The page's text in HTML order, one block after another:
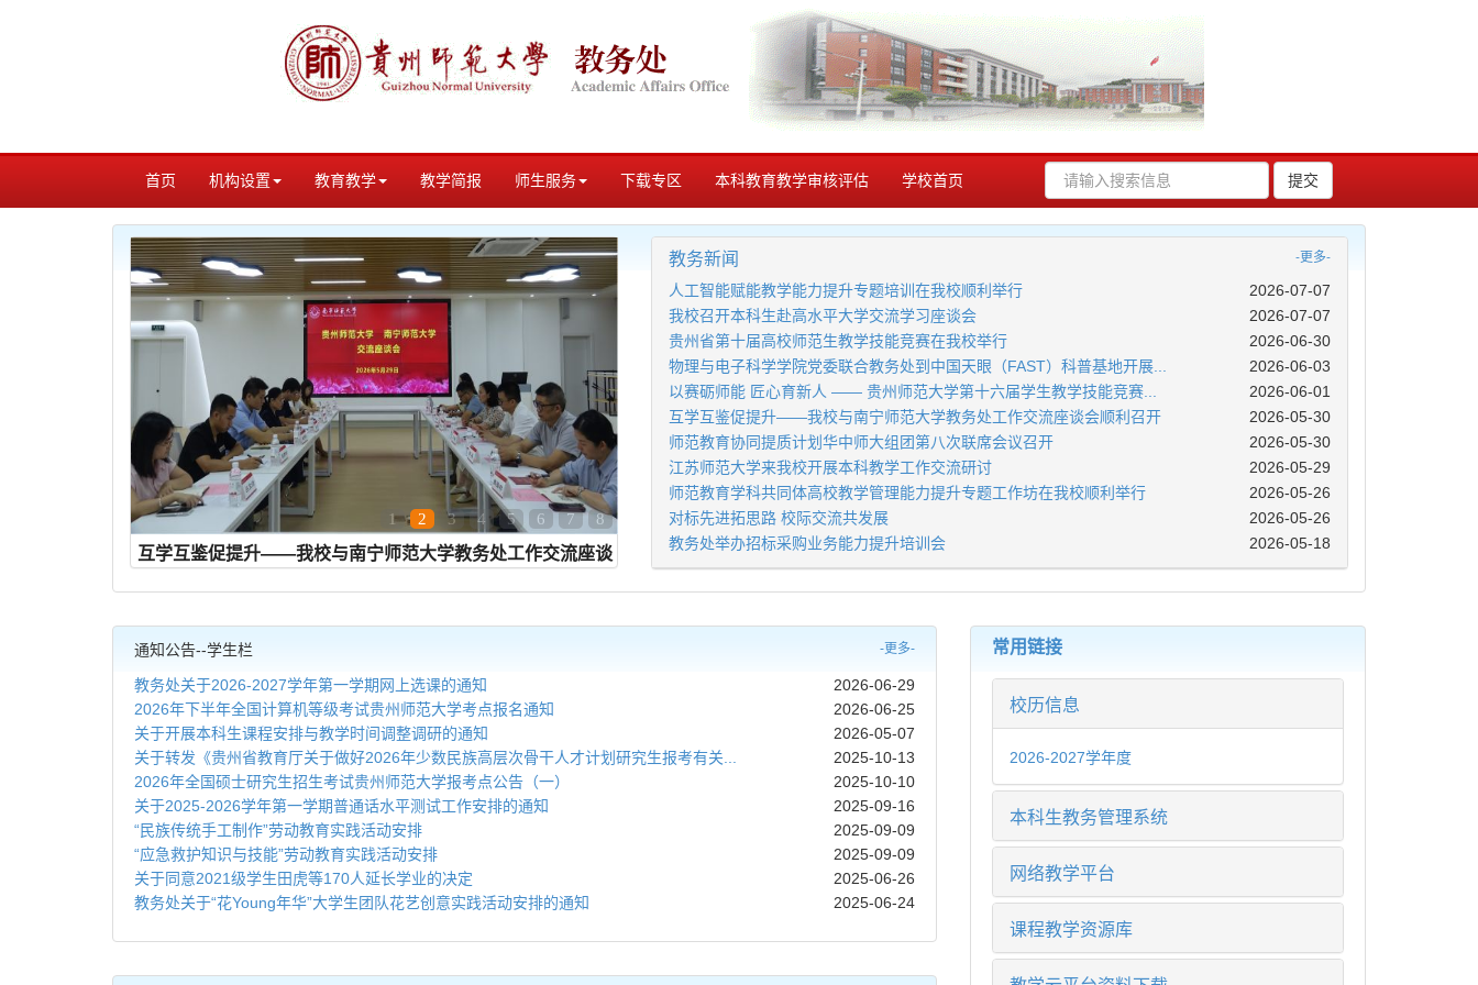
首页 机构设置 教育教学 教学简报 师生服务 下载专区 本科教育教学审核评估 学校首页
1 2 3 4 5 6 7 8
互学互鉴促提升——我校与南宁师范大学教务处工作交流座谈
会顺利召开
教务新闻 -更多-
人工智能赋能教学能力提升专题培训在我校顺利举行
2026-07-07
我校召开本科生赴高水平大学交流学习座谈会
2026-07-07
贵州省第十届高校师范生教学技能竞赛在我校举行
2026-06-30
物理与电子科学学院党委联合教务处到中国天眼（FAST）科普基地开展...
2026-06-03
以赛砺师能 匠心育新人 —— 贵州师范大学第十六届学生教学技能竞赛...
2026-06-01
互学互鉴促提升——我校与南宁师范大学教务处工作交流座谈会顺利召开
2026-05-30
师范教育协同提质计划华中师大组团第八次联席会议召开
2026-05-30
江苏师范大学来我校开展本科教学工作交流研讨
2026-05-29
师范教育学科共同体高校教学管理能力提升专题工作坊在我校顺利举行
2026-05-26
对标先进拓思路 校际交流共发展
2026-05-26
教务处举办招标采购业务能力提升培训会
2026-05-18
通知公告--学生栏 -更多-
教务处关于2026-2027学年第一学期网上选课的通知
2026-06-29
2026年下半年全国计算机等级考试贵州师范大学考点报名通知
2026-06-25
关于开展本科生课程安排与教学时间调整调研的通知
2026-05-07
关于转发《贵州省教育厅关于做好2026年少数民族高层次骨干人才计划研究生报考有关...
2025-10-13
2026年全国硕士研究生招生考试贵州师范大学报考点公告（一）
2025-10-10
关于2025-2026学年第一学期普通话水平测试工作安排的通知
2025-09-16
“民族传统手工制作”劳动教育实践活动安排
2025-09-09
“应急救护知识与技能”劳动教育实践活动安排
2025-09-09
关于同意2021级学生田虎等170人延长学业的决定
2025-06-26
教务处关于“花Young年华”大学生团队花艺创意实践活动安排的通知
2025-06-24
常用链接
校历信息
2026-2027学年度
本科生教务管理系统
网络教学平台
课程教学资源库